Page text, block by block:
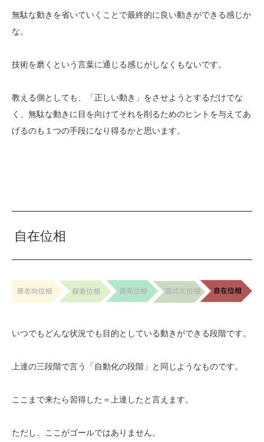
無駄な動きを省いていくことで最終的に良い動きができる感じか
な。
技術を磨くという言葉に通じる感じがしなくもないです。
教える側としても、「正しい動き」をさせようとするだけでな
く、無駄な動きに目を向けてそれを削るためのヒントを与えてあ
げるのも１つの手段になり得るかと思います。
自在位相
いつでもどんな状況でも目的としている動きができる段階です。
上達の三段階で言う「自動化の段階」と同じようなものです。
ここまで来たら習得した＝上達したと言えます。
ただし、ここがゴールではありません。